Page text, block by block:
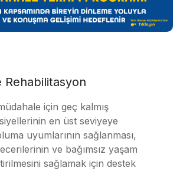
Rehabilitasyon
için geç kalmış
en üst seviyeye
uyumlarının sağlanması,
ve bağımsız yaşam
sağlamak için destek